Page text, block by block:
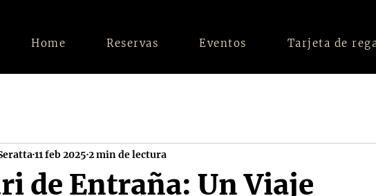
Home Reservas Eventos Tarjeta de
de Entraña: Un Viaje
11 feb 2025 2 min de lectura